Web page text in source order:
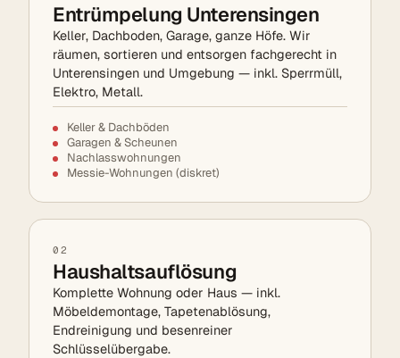
Entrümpelung Unterensingen
Keller, Dachboden, Garage, ganze Höfe. Wir
räumen, sortieren und entsorgen fachgerecht in
Unterensingen und Umgebung — inkl. Sperrmüll,
Elektro, Metall.
Keller & Dachböden
Garagen & Scheunen
Nachlasswohnungen
Messie-Wohnungen (diskret)
02
Haushaltsauflösung
Komplette Wohnung oder Haus — inkl.
Möbeldemontage, Tapetenablösung,
Endreinigung und besenreiner
Schlüsselübergabe.